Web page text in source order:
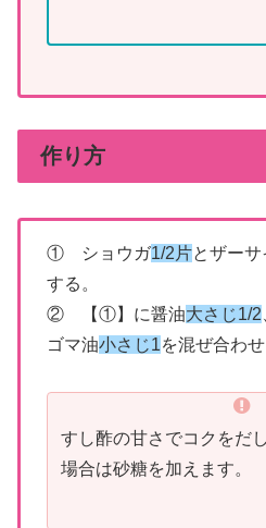
作り方
① ショウガ1/2片とザーサ
する。
② 【①】に醤油大さじ1/2
ゴマ油小さじ1を混ぜ合わせ
すし酢の甘さでコクをだ
場合は砂糖を加えます。